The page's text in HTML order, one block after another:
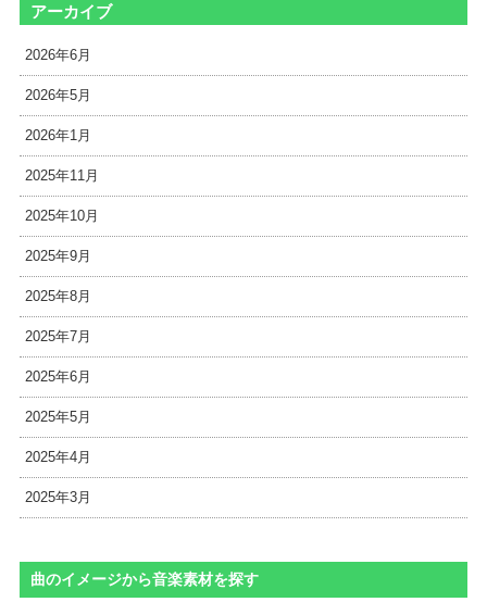
アーカイブ
2026年6月
2026年5月
2026年1月
2025年11月
2025年10月
2025年9月
2025年8月
2025年7月
2025年6月
2025年5月
2025年4月
2025年3月
曲のイメージから音楽素材を探す